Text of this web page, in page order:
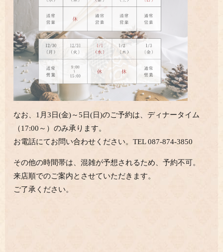
なお、1月3日(金)～5日(日)のご予約は、ディナータイム
（17:00～）のみ承ります。
お電話にてお問い合わせください。TEL 087-874-3850
その他の時間帯は、混雑が予想されるため、予約不可。
来店順でのご案内とさせていただきます。
ご了承ください。